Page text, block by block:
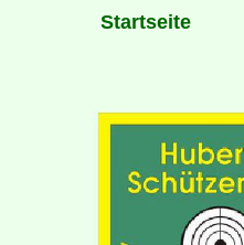
Startseite